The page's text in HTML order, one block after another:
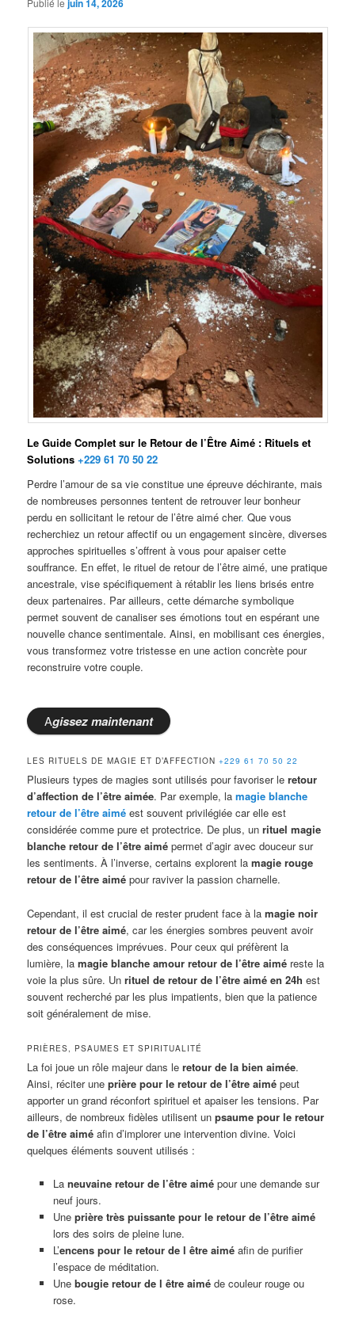
juin 14, 2026
Le Guide Complet sur le Retour de l’Être Aimé : Rituels et
Solutions+229 61 70 50 22
Perdre l’amour de sa vie constitue une épreuve déchirante, mais
de nombreuses personnes tentent de retrouver leur bonheur
perdu en sollicitant le retour de l’être aimé cher. Que vous
recherchiez un retour affectif ou un engagement sincère, diverses
approches spirituelles s’offrent à vous pour apaiser cette
souffrance. En effet, le rituel de retour de l’être aimé, une pratique
ancestrale, vise spécifiquement à rétablir les liens brisés entre
deux partenaires. Par ailleurs, cette démarche symbolique
permet souvent de canaliser ses émotions tout en espérant une
nouvelle chance sentimentale. Ainsi, en mobilisant ces énergies,
vous transformez votre tristesse en une action concrète pour
reconstruire votre couple.
Agissezmaintenant
LES RITUELS DE MAGIE ET D’AFFECTION+229 61 70 50 22
Plusieurs types de magies sont utilisés pour favoriser leretour
d’affection de l’être aimée. Par exemple, lamagie blanche
retour de l’être aimé est souvent privilégiée car elle est
considérée comme pure et protectrice. De plus, unrituel magie
blanche retour de l’être aimé permet d’agir avec douceur sur
les sentiments. À l’inverse, certains explorent lamagie rouge
retour de l’être aimé pour raviver la passion charnelle.
Cependant, il est crucial de rester prudent face à lamagie noir
retour de l’être aimé, car les énergies sombres peuvent avoir
des conséquences imprévues. Pour ceux qui préfèrent la
lumière, lamagie blanche amour retour de l’être aimé reste la
voie la plus sûre. Unrituel de retour de l’être aimé en 24h est
souvent recherché par les plus impatients, bien que la patience
soit généralement de mise.
PRIÈRES, PSAUMES ET SPIRITUALITÉ
La foi joue un rôle majeur dans leretour de la bien aimée.
Ainsi, réciter uneprière pour le retour de l’être aimé peut
apporter un grand réconfort spirituel et apaiser les tensions. Par
ailleurs, de nombreux fidèles utilisent unpsaume pour le retour
de l’être aimé afin d’implorer une intervention divine. Voici
quelques éléments souvent utilisés :
La neuvaine retour de l’être aimépour une demande sur
neuf jours.
Une prière très puissante pour le retour de l’être aimé
lors des soirs de pleine lune.
L’encens pour le retour de l être aiméafin de purifier
l’espace de méditation.
Une bougie retour de l être aiméde couleur rouge ou
rose.